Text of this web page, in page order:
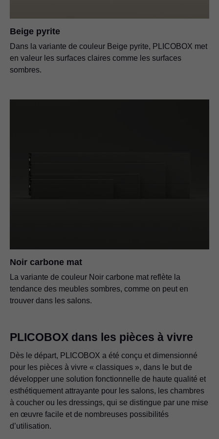
Beige pyrite
Dans la variante de couleur Beige pyrite, PLICOBOX met
en valeur les surfaces claires comme les surfaces
sombres.
Noir carbone mat
La variante de couleur Noir carbone mat reflète la
tendance des meubles sombres, comme on peut en
trouver dans les salons.
PLICOBOX dans les pièces à vivre
Dès le départ, PLICOBOX a été conçu et dimensionné
pour les pièces à vivre « classiques », dans le but de
développer une solution fonctionnelle de haute qualité et
esthétiquement attrayante pour les salons, les chambres
à coucher ou les dressings, qui se distingue par une mise
en œuvre facile et de nombreuses possibilités
d’utilisation.